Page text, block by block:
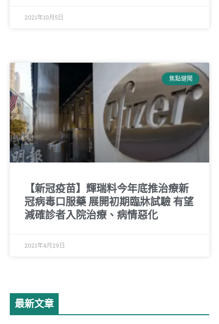
2021年10月5日
焦點健聞
【新冠疫苗】輝瑞料今年底推治療新
冠病毒口服藥 展開初期臨牀試驗 有望
減確診者入院治療、病情惡化
2021年4月29日
最新文章